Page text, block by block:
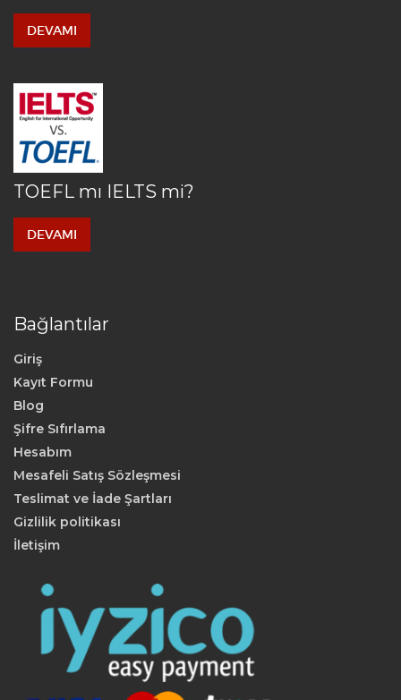
DEVAMI
TOEFL mı IELTS mi?
DEVAMI
Bağlantılar
Giriş
Kayıt Formu
Blog
Şifre Sıfırlama
Hesabım
Mesafeli Satış Sözleşmesi
Teslimat ve İade Şartları
Gizlilik politikası
İletişim